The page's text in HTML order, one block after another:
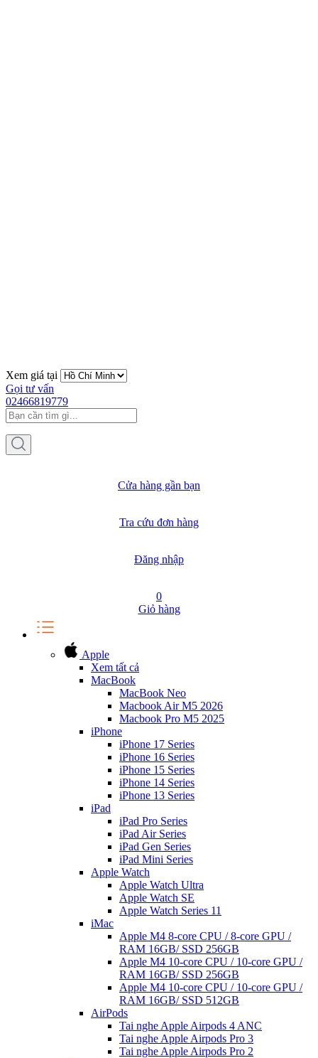
Xem giá tại
Gọi tư vấn
02466819779
Cửa hàng gần bạn
Tra cứu đơn hàng
Đăng nhập
0
Giỏ hàng
Apple
Xem tất cả
MacBook
MacBook Neo
Macbook Air M5 2026
Macbook Pro M5 2025
iPhone
iPhone 17 Series
iPhone 16 Series
iPhone 15 Series
iPhone 14 Series
iPhone 13 Series
iPad
iPad Pro Series
iPad Air Series
iPad Gen Series
iPad Mini Series
Apple Watch
Apple Watch Ultra
Apple Watch SE
Apple Watch Series 11
iMac
Apple M4 8-core CPU / 8-core GPU /
RAM 16GB/ SSD 256GB
Apple M4 10-core CPU / 10-core GPU /
RAM 16GB/ SSD 256GB
Apple M4 10-core CPU / 10-core GPU /
RAM 16GB/ SSD 512GB
AirPods
Tai nghe Apple Airpods 4 ANC
Tai nghe Apple Airpods Pro 3
Tai nghe Apple Airpods Pro 2